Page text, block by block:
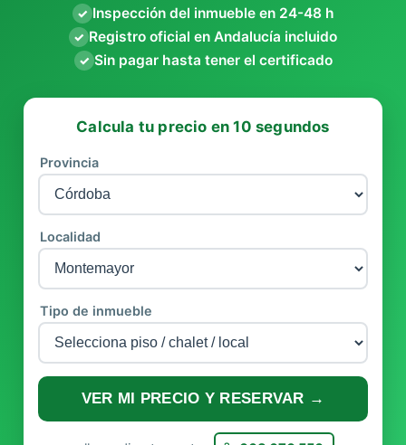
✓ Inspección del inmueble en 24-48 h
✓ Registro oficial en Andalucía incluido
✓ Sin pagar hasta tener el certificado
Calcula tu precio en 10 segundos
Provincia
Localidad
Tipo de inmueble
VER MI PRECIO Y RESERVAR →